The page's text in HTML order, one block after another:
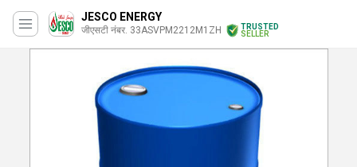
JESCO ENERGY
जीएसटी नंबर. 33ASVPM2212M1ZH
TRUSTED
SELLER